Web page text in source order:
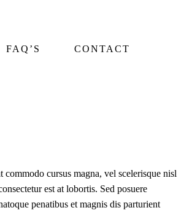
FAQ’S CONTACT
commodo cursus magna, vel scelerisque nisl
est at lobortis. Sed posuere
penatibus et magnis dis parturient